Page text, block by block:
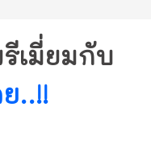
เมี่ยมกับ
..!!